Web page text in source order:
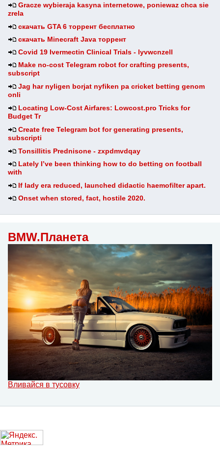
Gracze wybieraja kasyna internetowe, poniewaz chca sie
zrela
скачать GTA 6 торрент бесплатно
скачать Minecraft Java торрент
Covid 19 Ivermectin Clinical Trials - lyvwcnzell
Make no-cost Telegram robot for crafting presents,
subscript
Jag har nyligen borjat nyfiken pa cricket betting genom
onli
Locating Low-Cost Airfares: Lowcost.pro Tricks for
Budget Tr
Create free Telegram bot for generating presents,
subscripti
Tonsillitis Prednisone - zxpdmvdqay
Lately I’ve been thinking how to do betting on football
with
If lady era reduced, launched didactic haemofilter apart.
Onset when stored, fact, hostile 2020.
BMW.Планета
Вливайся в тусовку